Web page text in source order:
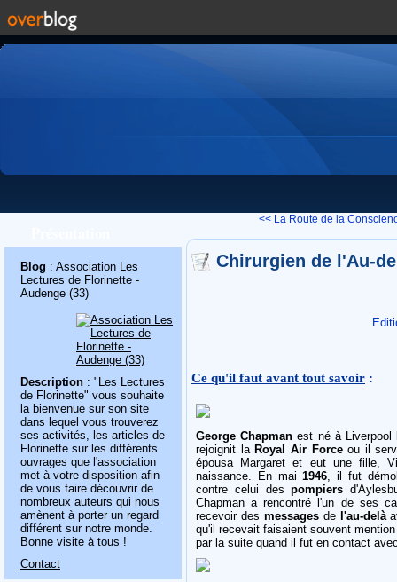
Blog : Association Les
Lectures de Florinette -
Audenge (33)
Description : "Les Lectures
de Florinette" vous souhaite
la bienvenue sur son site
dans lequel vous trouverez
ses activités, les articles de
Florinette sur les différents
ouvrages que l'association
met à votre disposition afin
de vous faire découvrir de
nombreux auteurs qui nous
amènent à porter un regard
différent sur notre monde.
Bonne visite à tous !
Contact
<< La Route de la
Chirurgien de l'Au-
Ce qu'il faut avant tout savoir :
George Chapman est né à Liverpool
rejoignit la Royal Air Forceou il
épousa Margaret et eut une fille,
naissance. En mai1946, il fut
contre celui despompiers
Chapman a rencontré l'un de ses
recevoir des messagesde l'au-delà
qu'il recevait faisaient souvent
par la suite quand il fut en contact